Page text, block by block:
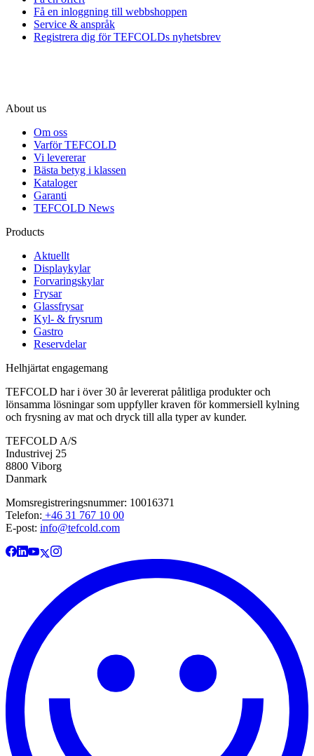
Få en inloggning till webbshoppen
Service & anspråk
Registrera dig för TEFCOLDs nyhetsbrev
About us
Om oss
Varför TEFCOLD
Vi levererar
Bästa betyg i klassen
Kataloger
Garanti
TEFCOLD News
Products
Aktuellt
Displaykylar
Forvaringskylar
Frysar
Glassfrysar
Kyl- & frysrum
Gastro
Reservdelar
Helhjärtat engagemang
TEFCOLD har i över 30 år levererat pålitliga produkter och
lönsamma lösningar som uppfyller kraven för kommersiell kylning
och frysning av mat och dryck till alla typer av kunder.
TEFCOLD A/S
Industrivej 25
8800 Viborg
Danmark
Momsregistreringsnummer: 10016371
Telefon: +46 31 767 10 00
E-post: info@tefcold.com